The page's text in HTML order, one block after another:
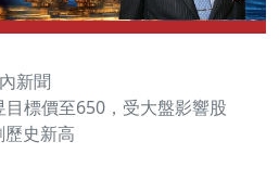
新聞
標價至650，受大盤影響股
史新高